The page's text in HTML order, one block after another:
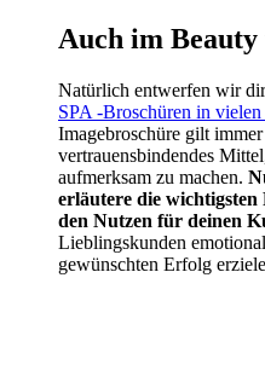
Auch im Beauty
Natürlich entwerfen wir
SPA -Broschüren in
Imagebroschüre gilt
vertrauensbindendes
aufmerksam zu machen.
erläutere die
den Nutzen für deinen
Lieblingskunden
gewünschten Erfolg